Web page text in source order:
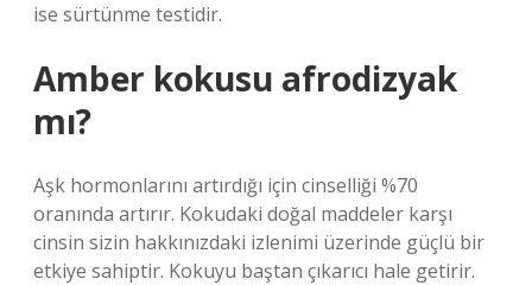
ise sürtünme testidir.
Amber kokusu afrodizyak
mı?
Aşk hormonlarını artırdığı için cinselliği %70
oranında artırır. Kokudaki doğal maddeler karşı
cinsin sizin hakkınızdaki izlenimi üzerinde güçlü bir
etkiye sahiptir. Kokuyu baştan çıkarıcı hale getirir.